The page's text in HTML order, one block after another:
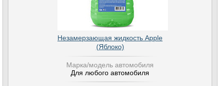
Незамерзающая жидкость Apple
(Яблоко)
Марка/модель автомобиля
Для любого автомобиля